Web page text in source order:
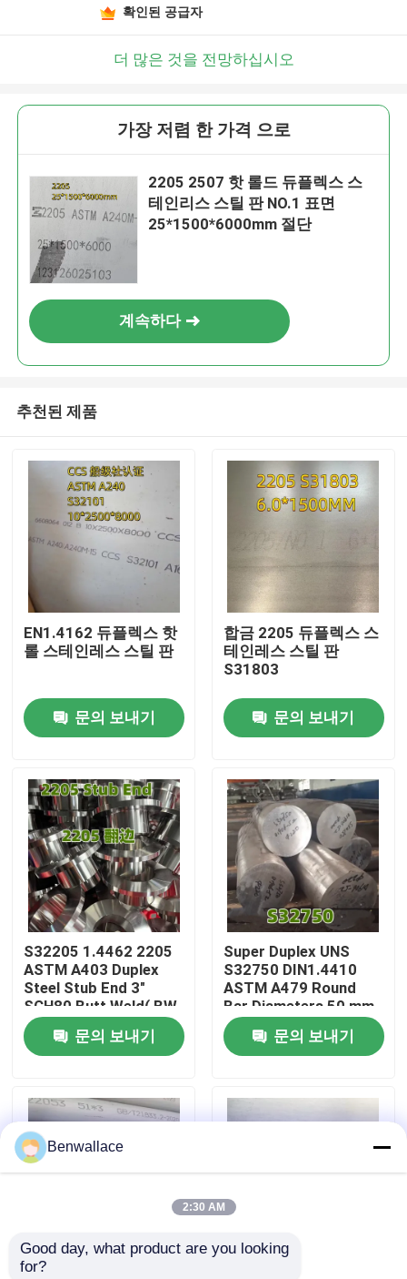
제품
비디오
우리 에 관한 것
공장 투어
품질 관리
저희와 연락
뉴스
인용 을 요청 하십시오
확인된 공급자
더 많은 것을 전망하십시오
가장 저렴 한 가격 으로
2205 2507 핫 롤드 듀플렉스 스
테인리스 스틸 판 NO.1 표면
25*1500*6000mm 절단
계속하다
추천된 제품
EN1.4162 듀플렉스 핫
롤 스테인레스 스틸 판
문의 보내기
합금 2205 듀플렉스 스
테인레스 스틸 판
S31803
문의 보내기
S32205 1.4462 2205
ASTM A403 Duplex
Steel Stub End 3"
SCH80 Butt Weld( BW
)ANSI - B 16.9
문의 보내기
Super Duplex UNS
S32750 DIN1.4410
ASTM A479 Round
Bar Diameters 50 mm
With CV-Notch
Parameter문의 보내기
듀플렉스 파이프 2205
Benwallace
2:30 AM
Good day, what product are you looking
for?